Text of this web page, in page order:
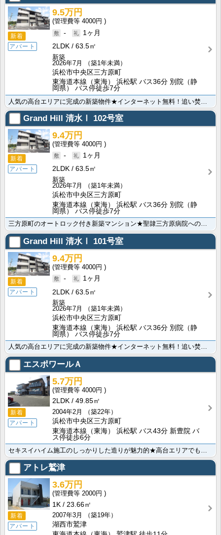
新着
アパート
9.5万円
4000円
-
1ヶ月
2LDK
63.5㎡
新築
2026年7月
（築1年未満）
浜松市中央区三方原町
東海道本線（東海） 浜松駅 バス36分 別院（静
岡県） バス停徒歩7分
Grand Hill 清水Ⅰ 102号室
新着
アパート
9.4万円
4000円
-
1ヶ月
2LDK
63.5㎡
新築
2026年7月
（築1年未満）
浜松市中央区三方原町
東海道本線（東海） 浜松駅 バス36分 別院（静
岡県） バス停徒歩7分
三方原町のオートロック付き新築マンション★聖隷三方原病院へのアクセス良好！駐車場並列2台、追い焚き風･･･
Grand Hill 清水Ⅰ 101号室
新着
アパート
9.4万円
4000円
-
1ヶ月
2LDK
63.5㎡
新築
2026年7月
（築1年未満）
浜松市中央区三方原町
東海道本線（東海） 浜松駅 バス36分 別院（静
岡県） バス停徒歩7分
人気の高台エリアに完成の新築物件★インターネット無料！追い焚き機能・浴室乾燥さらにIH付きのシステム･･･
エスポワールＡ
新着
アパート
5.7万円
4000円
2LDK
49.85㎡
2004年2月
（築22年）
浜松市中央区三方原町
東海道本線（東海） 浜松駅 バス43分 新豊院 バ
ス停徒歩6分
アトレ鷲津
新着
アパート
3.6万円
2000円
1K
23.66㎡
2007年3月
（築19年）
湖西市鷲津